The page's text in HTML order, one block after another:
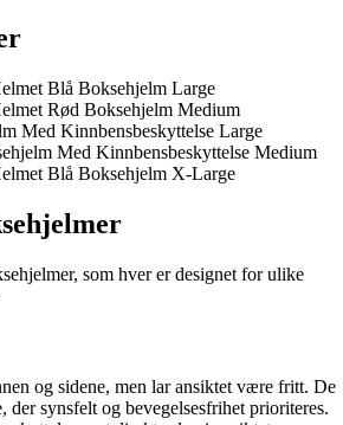
Blå Boksehjelm Large
Rød Boksehjelm Medium
Med Kinnbensbeskyttelse Large
Med Kinnbensbeskyttelse Medium
Blå Boksehjelm X-Large
som hver er designet for ulike
og sidene, men lar ansiktet være fritt. De
der synsfelt og bevegelsesfrihet prioriteres.